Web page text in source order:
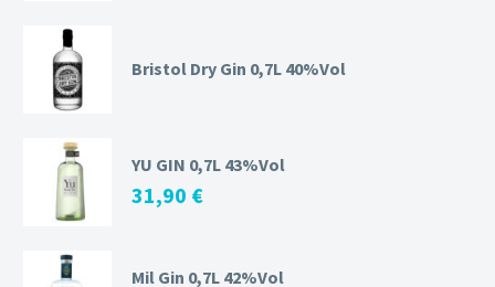
Bristol Dry Gin 0,7L 40%Vol
YU GIN 0,7L 43%Vol
31,90 €
Mil Gin 0,7L 42%Vol